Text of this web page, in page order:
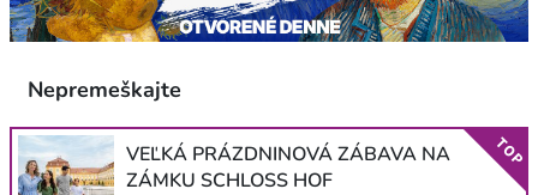
Nepremeškajte
VEĽKÁ PRÁZDNINOVÁ ZÁBAVA NA
ZÁMKU SCHLOSS HOF
TOP